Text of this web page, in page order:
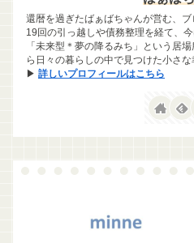
還暦を過ぎたばぁばちゃんが営む、ブ
19回の引っ越しや債務整理を経て、
「未来型＊夢の降るみち」という居
ら日々の暮らしの中で見つけた小さな
▶ 詳しいプロフィールはこちら